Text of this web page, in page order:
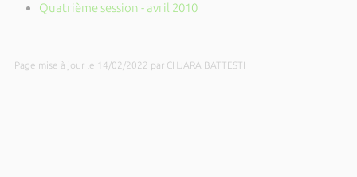
Quatrième session - avril 2010
Page mise à jour le 14/02/2022 par CHJARA BATTESTI